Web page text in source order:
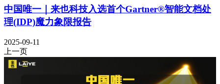
中国唯一｜来也科技入选首个Gartner®智能文档处
理(IDP)魔力象限报告
2025-09-11
上一页